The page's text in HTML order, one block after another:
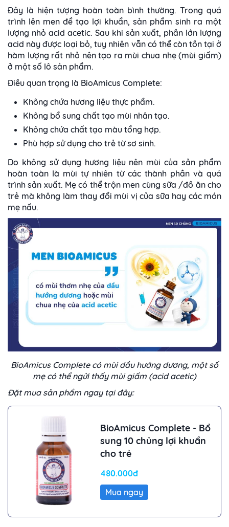
Đây là hiện tượng hoàn toàn bình thường. Trong quá
trình lên men để tạo lợi khuẩn, sản phẩm sinh ra một
lượng nhỏ acid acetic. Sau khi sản xuất, phần lớn lượng
acid này được loại bỏ, tuy nhiên vẫn có thể còn tồn tại ở
hàm lượng rất nhỏ nên tạo ra mùi chua nhẹ (mùi giấm)
ở một số lô sản phẩm.
Điều quan trọng là BioAmicus Complete:
Không chứa hương liệu thực phẩm.
Không bổ sung chất tạo mùi nhân tạo.
Không chứa chất tạo màu tổng hợp.
Phù hợp sử dụng cho trẻ từ sơ sinh.
Do không sử dụng hương liệu nên mùi của sản phẩm
hoàn toàn là mùi tự nhiên từ các thành phần và quá
trình sản xuất. Mẹ có thể trộn men cùng sữa /đồ ăn cho
trẻ mà không làm thay đổi mùi vị của sữa hay các món
mẹ nấu.
BioAmicus Complete có mùi dầu hướng dương, một số
mẹ có thể ngửi thấy mùi giấm (acid acetic)
Đặt mua sản phẩm ngay tại đây:
BioAmicus Complete - Bổ
sung 10 chủng lợi khuẩn
cho trẻ
480.000đ
Mua ngay